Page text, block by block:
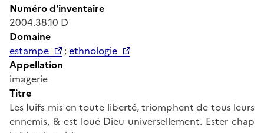
Numéro d'inventaire
2004.38.10 D
Domaine
estampe
;ethnologie
Appellation
imagerie
Titre
Les Iuifs mis en toute liberté, triomphent de tous leurs
ennemis, & est loué Dieu universellement. Ester chap